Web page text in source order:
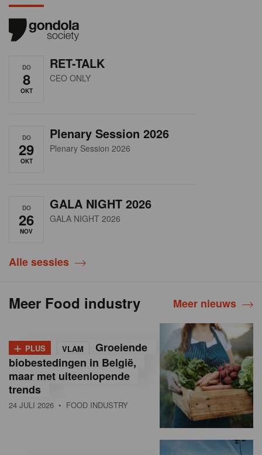
DO
8
OKT
RET-TALK
CEO ONLY
DO
29
OKT
Plenary Session 2026
Plenary Session 2026
DO
26
NOV
GALA NIGHT 2026
GALA NIGHT 2026
Alle sessies
Meer Food industry Meer nieuws
+ PLUS VLAM
Groeiende
biobestedingen in België,
maar met uiteenlopende
trends
24 JULI 2026 • FOOD INDUSTRY